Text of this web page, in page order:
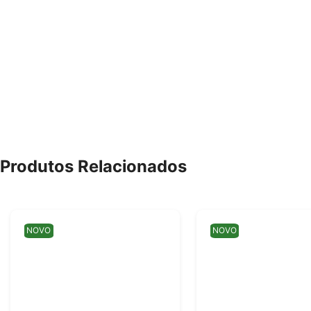
Produtos Relacionados
NOVO NOVO